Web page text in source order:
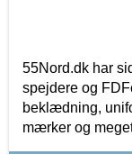
55Nord.dk har
spejdere og
beklædning,
mærker og